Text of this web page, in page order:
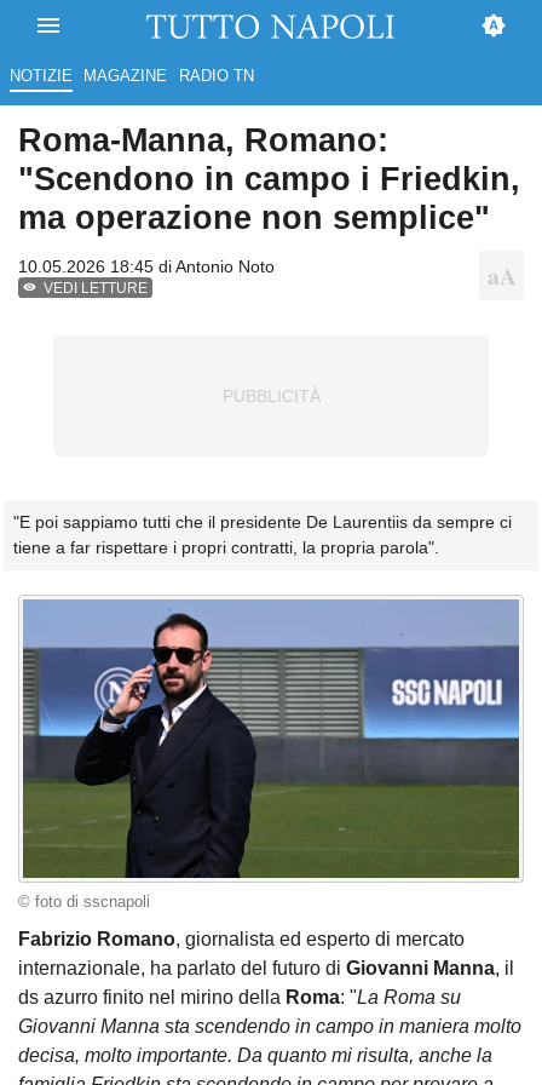
NOTIZIE MAGAZINE RADIO TN
Roma-Manna, Romano:
"Scendono in campo i Friedkin,
ma operazione non semplice"
10.05.2026 18:45 diAntonio Noto
VEDI LETTURE
"E poi sappiamo tutti che il presidente De Laurentiis da sempre ci
tiene a far rispettare i propri contratti, la propria parola".
© foto di sscnapoli
Fabrizio Romano, giornalista ed esperto di mercato
internazionale, ha parlato del futuro di Giovanni Manna, il
ds azurro finito nel mirino della Roma: "La Roma su
Giovanni Manna sta scendendo in campo in maniera molto
decisa, molto importante. Da quanto mi risulta, anche la